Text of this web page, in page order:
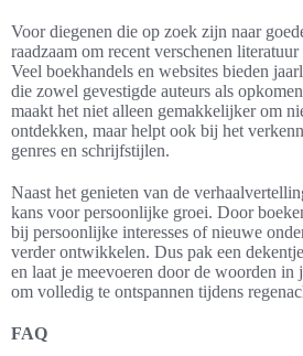
Voor diegenen die op zoek zijn naar
raadzaam om recent verschenen
Veel boekhandels en websites bieden
die zowel gevestigde auteurs als
maakt het niet alleen gemakkelijker om
ontdekken, maar helpt ook bij het
genres en schrijfstijlen.
Naast het genieten van de
kans voor persoonlijke groei. Door
bij persoonlijke interesses of nieuwe
verder ontwikkelen. Dus pak een
en laat je meevoeren door de woorden in
om volledig te ontspannen tijdens
FAQ